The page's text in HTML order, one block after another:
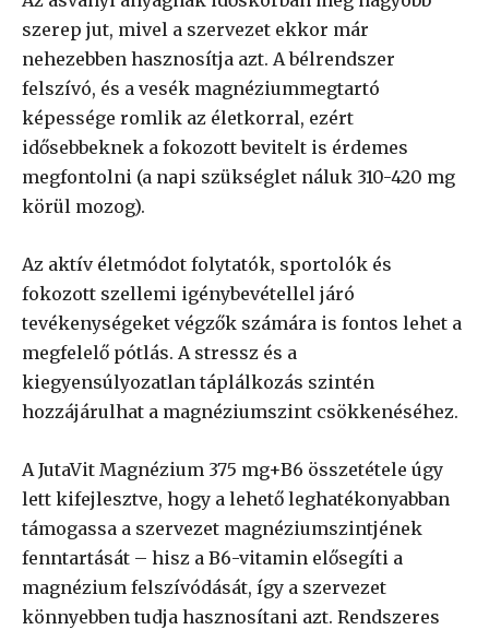
szerep jut, mivel a szervezet ekkor már
nehezebben hasznosítja azt. A bélrendszer
felszívó, és a vesék magnéziummegtartó
képessége romlik az életkorral, ezért
idősebbeknek a fokozott bevitelt is érdemes
megfontolni (a napi szükséglet náluk 310-420 mg
körül mozog).
Az aktív életmódot folytatók, sportolók és
fokozott szellemi igénybevétellel járó
tevékenységeket végzők számára is fontos lehet a
megfelelő pótlás. A stressz és a
kiegyensúlyozatlan táplálkozás szintén
hozzájárulhat a magnéziumszint csökkenéséhez.
A JutaVit Magnézium 375 mg+B6 összetétele úgy
lett kifejlesztve, hogy a lehető leghatékonyabban
támogassa a szervezet magnéziumszintjének
fenntartását – hisz a B6-vitamin elősegíti a
magnézium felszívódását, így a szervezet
könnyebben tudja hasznosítani azt. Rendszeres